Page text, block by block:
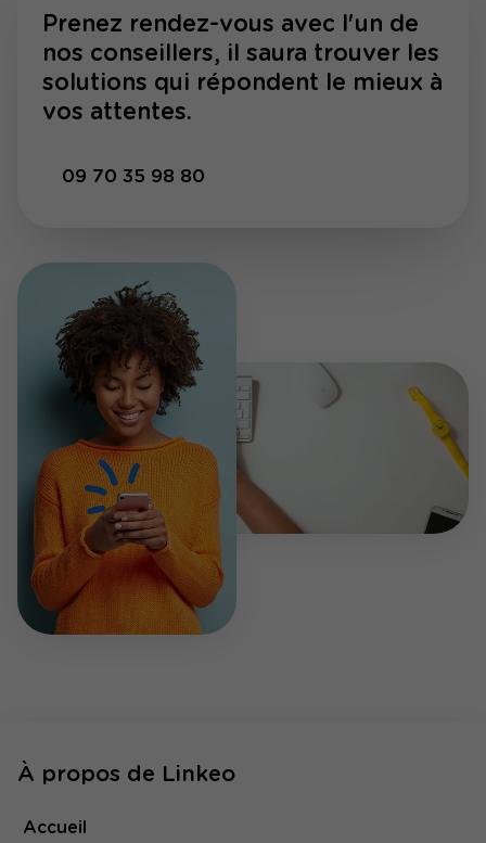
Prenez rendez-vous avec l'un de
nos conseillers, il saura trouver les
solutions qui répondent le mieux à
vos attentes.
09 70 35 98 80
À propos de Linkeo
Accueil